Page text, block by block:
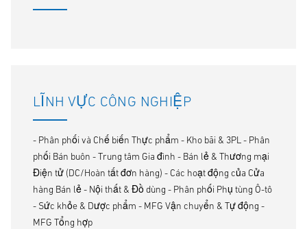
LĨNH VỰC CÔNG NGHIỆP
- Phân phối và Chế biến Thực phẩm - Kho bãi & 3PL - Phân
phối Bán buôn - Trung tâm Gia đình - Bán lẻ & Thương mại
Điện tử (DC/Hoàn tất đơn hàng) - Các hoạt động của Cửa
hàng Bán lẻ - Nội thất & Đồ dùng - Phân phối Phụ tùng Ô-tô
- Sức khỏe & Dược phẩm - MFG Vận chuyển & Tự động -
MFG Tổng hợp